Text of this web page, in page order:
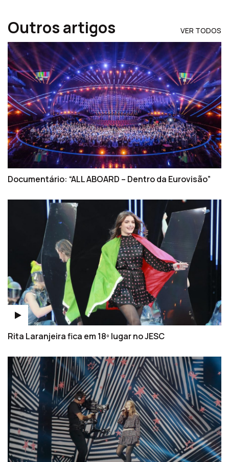
Outros artigos VER TODOS
Documentário: “ALL ABOARD – Dentro da Eurovisão”
Rita Laranjeira fica em 18º lugar no JESC